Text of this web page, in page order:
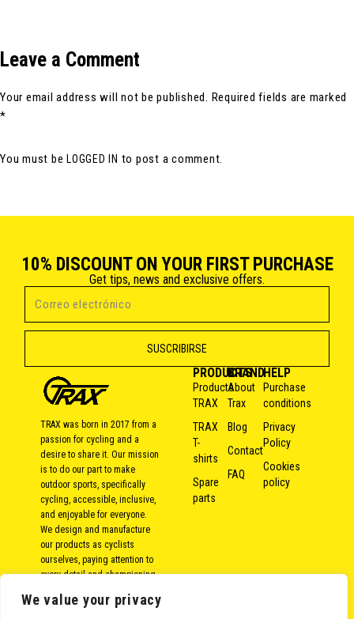
We value your privacy
Leave a Comment
Your email address will not be published. Required fields are marked
*
You must be LOGGED IN to post a comment.
10% DISCOUNT ON YOUR FIRST PURCHASE
Get tips, news and exclusive offers.
TRAX was born in 2017 from a
passion for cycling and a
desire to share it. Our mission
is to do our part to make
outdoor sports, specifically
cycling, accessible, inclusive,
and enjoyable for everyone.
We design and manufacture
our products as cyclists
ourselves, paying attention to
every detail and championing
production. Because over the
PRODUCTS
Products
TRAX
TRAX
T-
shirts
Spare
parts
BRAND
About
Trax
Blog
Contact
FAQ
HELP
Purchase
conditions
Privacy
Policy
Cookies
policy